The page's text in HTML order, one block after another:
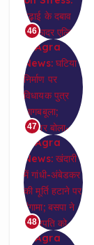
46
47
48